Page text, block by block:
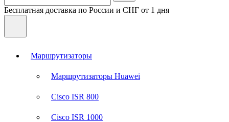
Бесплатная доставка по России и СНГ от 1 дня
Маршрутизаторы
Маршрутизаторы Huawei
Cisco ISR 800
Cisco ISR 1000